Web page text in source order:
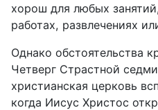
хорош для любых
работах, развлечениях
Однако обстоятельства
Четверг Страстной
христианская церковь
когда Иисус Христос